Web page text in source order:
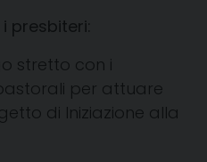
presbiteri:
stretto con i
per attuare
di Iniziazione alla